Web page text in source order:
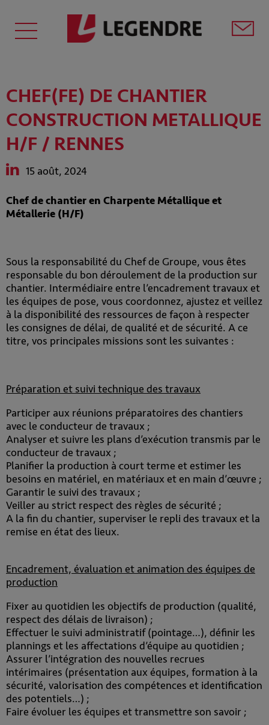
CHEF(FE) DE CHANTIER
CONSTRUCTION METALLIQUE
H/F / RENNES
15 août, 2024
Chef de chantier en Charpente Métallique et
Métallerie (H/F)
Sous la responsabilité du Chef de Groupe, vous êtes
responsable du bon déroulement de la production sur
chantier. Intermédiaire entre l’encadrement travaux et
les équipes de pose, vous coordonnez, ajustez et veillez
à la disponibilité des ressources de façon à respecter
les consignes de délai, de qualité et de sécurité. A ce
titre, vos principales missions sont les suivantes :
Préparation et suivi technique des travaux
Participer aux réunions préparatoires des chantiers
avec le conducteur de travaux ;
Analyser et suivre les plans d’exécution transmis par le
conducteur de travaux ;
Planifier la production à court terme et estimer les
besoins en matériel, en matériaux et en main d’œuvre ;
Garantir le suivi des travaux ;
Veiller au strict respect des règles de sécurité ;
A la fin du chantier, superviser le repli des travaux et la
remise en état des lieux.
Encadrement, évaluation et animation des équipes de
production
Fixer au quotidien les objectifs de production (qualité,
respect des délais de livraison) ;
Effectuer le suivi administratif (pointage…), définir les
plannings et les affectations d’équipe au quotidien ;
Assurer l’intégration des nouvelles recrues
intérimaires (présentation aux équipes, formation à la
sécurité, valorisation des compétences et identification
des potentiels…) ;
Faire évoluer les équipes et transmettre son savoir ;